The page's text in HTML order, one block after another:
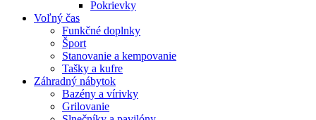
Pokrievky
Voľný čas
Funkčné doplnky
Šport
Stanovanie a kempovanie
Tašky a kufre
Záhradný nábytok
Bazény a vírivky
Grilovanie